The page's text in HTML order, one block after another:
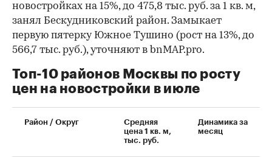
00:00 / 00:00
новостройках на 15%, до 475,8 тыс. руб. за 1 кв. м,
занял Бескудниковский район. Замыкает
первую пятерку Южное Тушино (рост на 13%, до
566,7 тыс. руб.), уточняют в bnMAP.pro.
Топ-10 районов Москвы по росту
цен на новостройки в июле
Район / Округ
Средняя
цена 1 кв. м,
тыс. руб.
Динамика за
месяц